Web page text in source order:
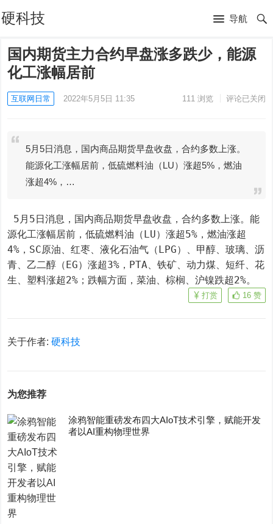
硬科技 导航
国内期货主力合约早盘涨多跌少，能源
化工涨幅居前
互联网日常 2022年5月5日 11:35 111浏览 评论已关闭
5月5日消息，国内商品期货早盘收盘，合约多数上涨。
能源化工涨幅居前，低硫燃料油（LU）涨超5%，燃油
涨超4%，…
源化工涨幅居前，低硫燃料油（LU）涨超5%，燃油涨超
4%，SC原油、红枣、液化石油气（LPG）、甲醇、玻璃、沥
青、乙二醇（EG）涨超3%，PTA、铁矿、动力煤、短纤、花
生、塑料涨超2%；跌幅方面，菜油、棕榈、沪镍跌超2%。
16 赞
打赏
关于作者:硬科技
为您推荐
涂鸦智能重磅发布四大AIoT技术引擎，赋能开发
者以AI重构物理世界